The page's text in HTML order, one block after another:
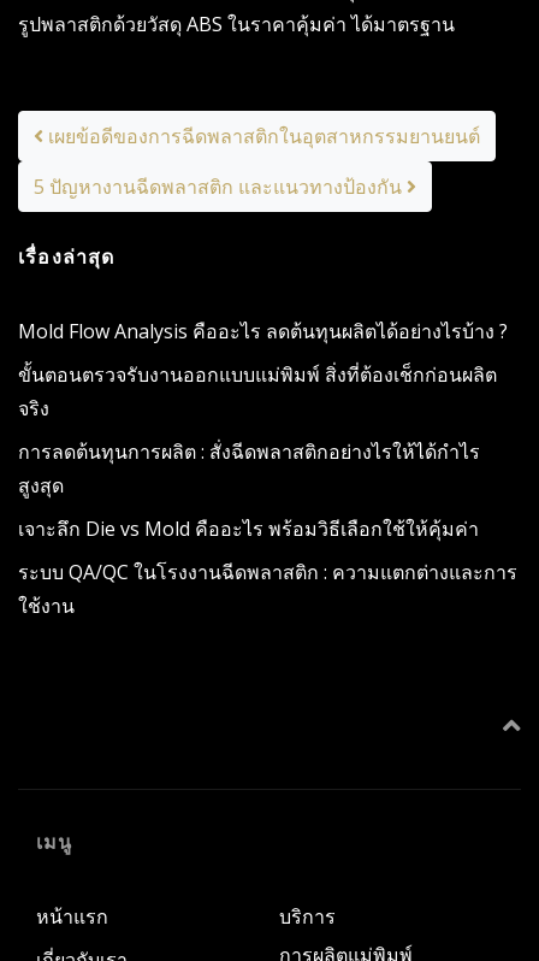
รูปพลาสติกด้วยวัสดุ ABS ในราคาคุ้มค่า ได้มาตรฐาน
เผยข้อดีของการฉีดพลาสติกในอุตสาหกรรมยานยนต์
5 ปัญหางานฉีดพลาสติก และแนวทางป้องกัน
เรื่องล่าสุด
Mold Flow Analysis คืออะไร ลดต้นทุนผลิตได้อย่างไรบ้าง ?
ขั้นตอนตรวจรับงานออกแบบแม่พิมพ์ สิ่งที่ต้องเช็กก่อนผลิต
จริง
การลดต้นทุนการผลิต : สั่งฉีดพลาสติกอย่างไรให้ได้กำไร
สูงสุด
เจาะลึก Die vs Mold คืออะไร พร้อมวิธีเลือกใช้ให้คุ้มค่า
ระบบ QA/QC ในโรงงานฉีดพลาสติก : ความแตกต่างและการ
ใช้งาน
เมนู
หน้าแรก
บริการ
การผลิตแม่พิมพ์